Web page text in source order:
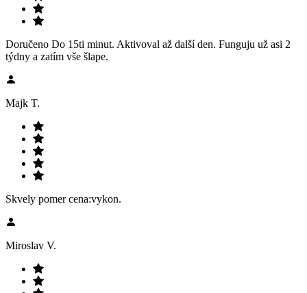
Doručeno Do 15ti minut. Aktivoval až další den. Funguju už asi 2
týdny a zatím vše šlape.
Majk T.
Skvely pomer cena:vykon.
Miroslav V.